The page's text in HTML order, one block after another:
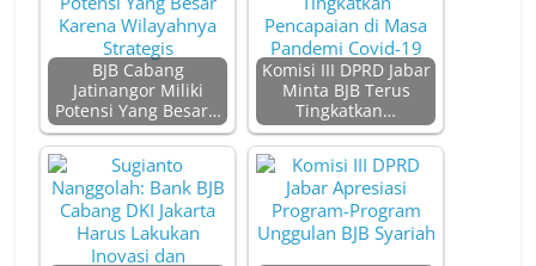
BJB Cabang
Jatinangor Miliki
Potensi Yang Besar…
Komisi III DPRD Jabar
Minta BJB Terus
Tingkatkan…